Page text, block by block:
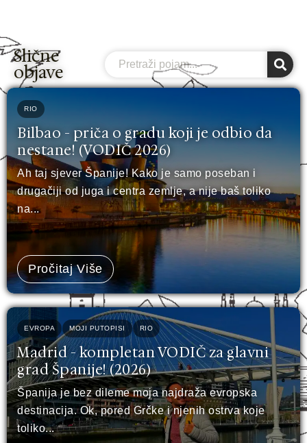
Slične
objave
RIO
Bilbao - priča o gradu koji je odbio da
nestane! (VODIČ 2026)
Ah taj sjever Španije! Kako je samo poseban i
drugačiji od juga i centra zemlje, a nije baš toliko
na...
Pročitaj Više
EVROPA MOJI PUTOPISI RIO
Madrid - kompletan VODIČ za glavni
grad Španije! (2026)
Španija je bez dileme moja najdraža evropska
destinacija. Ok, pored Grčke i njenih ostrva koje
toliko...